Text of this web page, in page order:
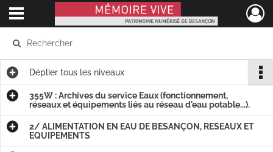
Mémoire Vive patrimoine numérisé de Besançon
Ouvrir le menu déroulant
Déplier tous les niveaux
355W : Archives du service Eaux (fonctionnement,
réseaux et équipements liés au réseau d'eau potable...).
2/ ALIMENTATION EN EAU DE BESANÇON, RESEAUX ET
EQUIPEMENTS